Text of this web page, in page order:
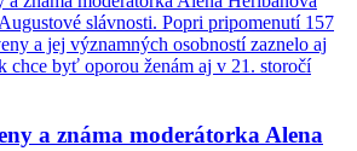
a známa moderátorka Alena